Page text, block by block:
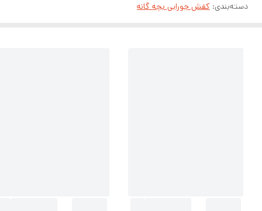
دسته‌بندی: کفش جورابی بچه گانه